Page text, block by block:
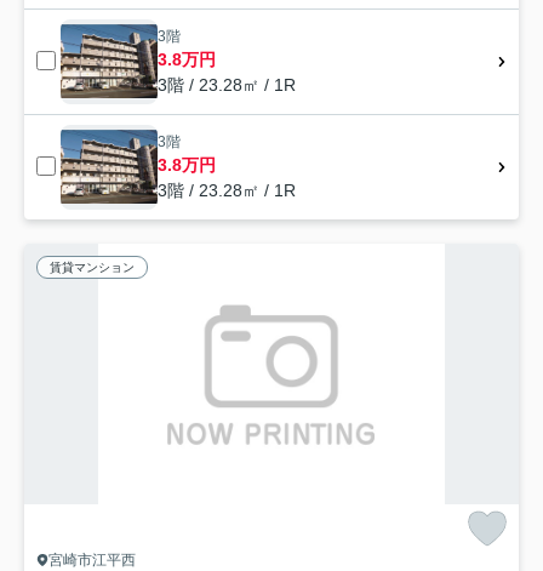
3階
3.8万円
3階 / 23.28㎡ / 1R
3階
3.8万円
3階 / 23.28㎡ / 1R
賃貸マンション
宮崎市江平西